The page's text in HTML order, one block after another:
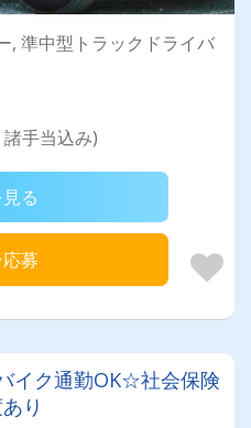
, 準中型トラックドライバ
手当込み)
る
募
イク通勤OK☆社会保険
り